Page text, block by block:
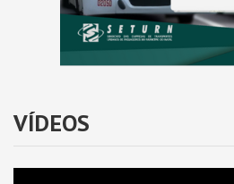
VÍDEOS